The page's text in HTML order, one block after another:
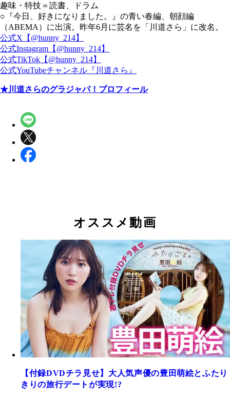
趣味・特技＝読書、ドラム
○『今日、好きになりました。』の青い春編、朝顔編
（ABEMA）に出演。昨年6月に芸名を「川道さら」に改名。
公式X【@hunny_214】
公式Instagram【@hunny_214】
公式TikTok【@hunny_214】
公式YouTubeチャンネル『川道さら』
★川道さらのグラジャパ！プロフィール
オススメ動画
【付録DVDチラ見せ】大人気声優の豊田萌絵とふたり
きりの旅行デートが実現!?